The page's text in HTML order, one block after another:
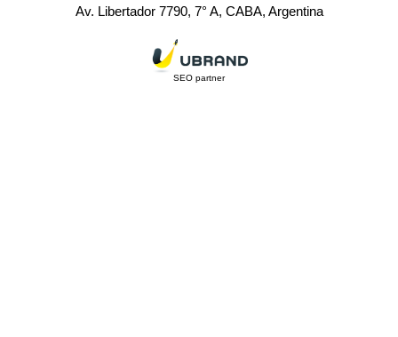
Av. Libertador 7790, 7° A, CABA, Argentina
SEO partner